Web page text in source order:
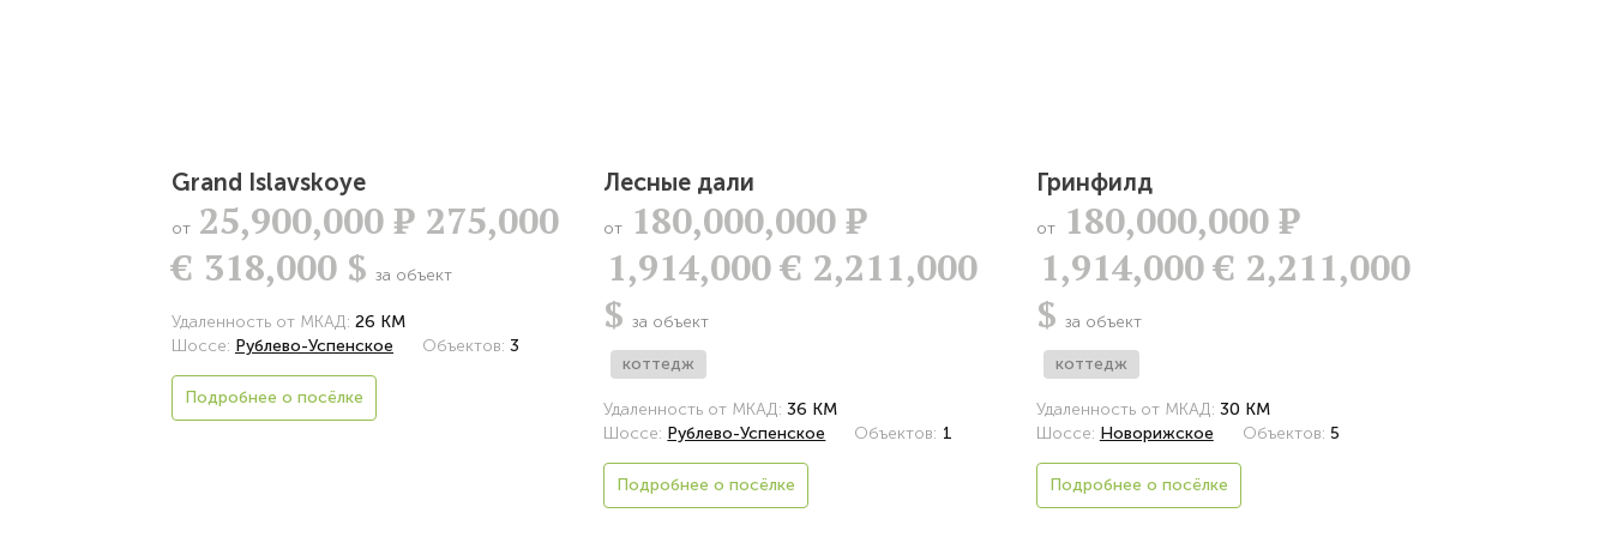
Grand Islavskoye
от 25,900,000 Р 275,000
€ 318,000 $ за объект
Удаленность от МКАД: 26 КМ
Шоссе: Рублево-Успенское Объектов: 3
Подробнее о посёлке
Лесные дали
от 180,000,000Р
1,914,000 € 2,211,000
$ за объект
коттедж
Удаленность от МКАД: 36 КМ
Шоссе: Рублево-Успенское Объектов: 1
Подробнее о посёлке
Гринфилд
от 180,000,000 Р
1,914,000 € 2,211,000
$ за объект
коттедж
Удаленность от МКАД: 30 КМ
Шоссе: Новорижское Объектов: 5
Подробнее о посёлке